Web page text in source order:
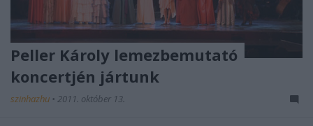
Peller Károly lemezbemutató
koncertjén jártunk
szinhazhu • 2011. október 13.